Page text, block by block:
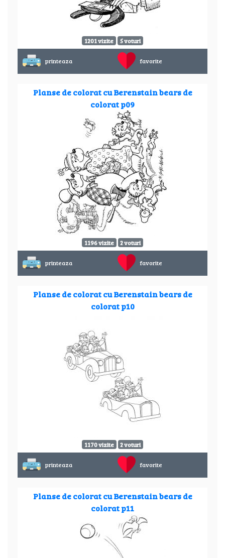
1201 vizite 5 voturi
printeaza favorite
Planse de colorat cu Berenstain bears de
colorat p09
1196 vizite 2 voturi
printeaza favorite
Planse de colorat cu Berenstain bears de
colorat p10
1170 vizite 2 voturi
printeaza favorite
Planse de colorat cu Berenstain bears de
colorat p11